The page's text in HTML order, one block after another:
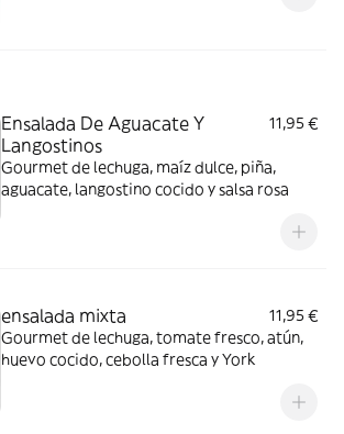
Ensalada De Aguacate Y
Langostinos
11,95 €
Gourmet de lechuga, maíz dulce, piña,
aguacate, langostino cocido y salsa rosa
ensalada mixta
11,95 €
Gourmet de lechuga, tomate fresco, atún,
huevo cocido, cebolla fresca y York